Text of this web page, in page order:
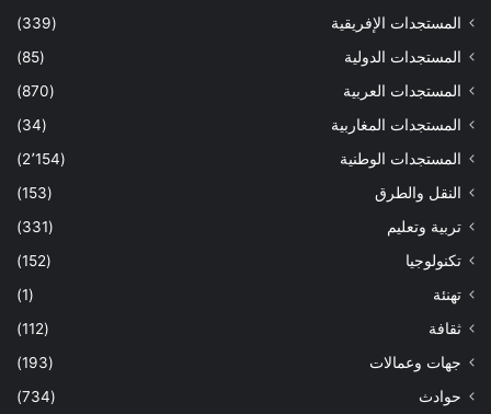
المستجدات الإفريقية
(339)
المستجدات الدولية
(85)
المستجدات العربية
(870)
المستجدات المغاربية
(34)
المستجدات الوطنية
(2٬154)
النقل والطرق
(153)
تربية وتعليم
(331)
تكنولوجيا
(152)
تهنئة
(1)
ثقافة
(112)
جهات وعمالات
(193)
حوادث
(734)